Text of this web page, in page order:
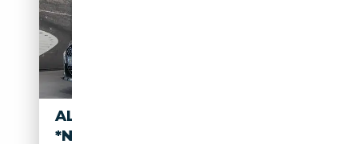
ALPINA B4 GT GRAN COUPE
*NR. 50 / BREWSTER GREEN /